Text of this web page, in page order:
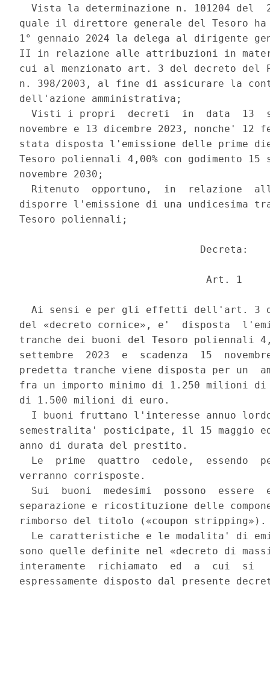
Vista la determinazione n. 101204 del
quale il direttore generale del Tesoro
1° gennaio 2024 la delega al dirigente
II in relazione alle attribuzioni in
cui al menzionato art. 3 del decreto del
n. 398/2003, al fine di assicurare la
dell'azione amministrativa;
Visti i propri  decreti  in  data  13
novembre e 13 dicembre 2023, nonche'
stata disposta l'emissione delle prime
Tesoro poliennali 4,00% con godimento 15
novembre 2030;
Ritenuto  opportuno,  in  relazione
disporre l'emissione di una undicesima
Tesoro poliennali;
                              Decreta:
                               Art. 1
Ai sensi e per gli effetti dell'art. 3
del «decreto cornice», e'  disposta
tranche dei buoni del Tesoro poliennali
settembre  2023  e  scadenza  15
predetta tranche viene disposta per un
fra un importo minimo di 1.250 milioni di
di 1.500 milioni di euro.
I buoni fruttano l'interesse annuo
semestralita' posticipate, il 15 maggio
anno di durata del prestito.
Le  prime  quattro  cedole,  essendo
verranno corrisposte.
Sui  buoni  medesimi  possono  essere
separazione e ricostituzione delle
rimborso del titolo («coupon
Le caratteristiche e le modalita' di
sono quelle definite nel «decreto di
interamente  richiamato  ed  a  cui  si